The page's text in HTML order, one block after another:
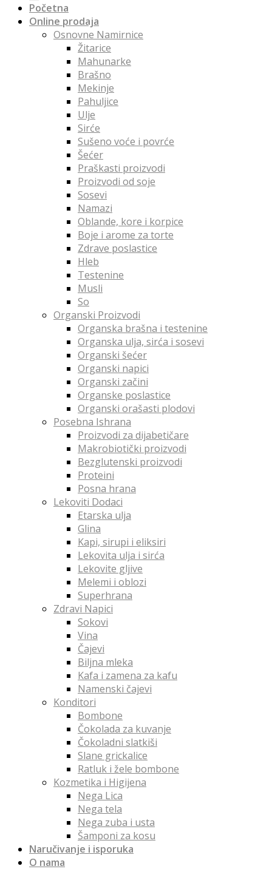
Početna
Online prodaja
Osnovne Namirnice
Žitarice
Mahunarke
Brašno
Mekinje
Pahuljice
Ulje
Sirće
Sušeno voće i povrće
Šećer
Praškasti proizvodi
Proizvodi od soje
Sosevi
Namazi
Oblande, kore i korpice
Boje i arome za torte
Zdrave poslastice
Hleb
Testenine
Musli
So
Organski Proizvodi
Organska brašna i testenine
Organska ulja, sirća i sosevi
Organski šećer
Organski napici
Organski začini
Organske poslastice
Organski orašasti plodovi
Posebna Ishrana
Proizvodi za dijabetičare
Makrobiotički proizvodi
Bezglutenski proizvodi
Proteini
Posna hrana
Lekoviti Dodaci
Etarska ulja
Glina
Kapi, sirupi i eliksiri
Lekovita ulja i sirća
Lekovite gljive
Melemi i oblozi
Superhrana
Zdravi Napici
Sokovi
Vina
Čajevi
Biljna mleka
Kafa i zamena za kafu
Namenski čajevi
Konditori
Bombone
Čokolada za kuvanje
Čokoladni slatkiši
Slane grickalice
Ratluk i žele bombone
Kozmetika i Higijena
Nega Lica
Nega tela
Nega zuba i usta
Šamponi za kosu
Naručivanje i isporuka
O nama